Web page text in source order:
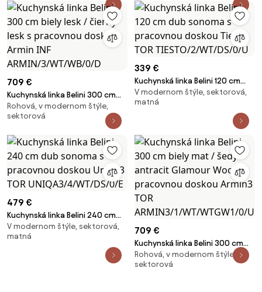
709 €
Kuchynská linka Belini 300 cm
biely lesk / čierny lesk s
pracovnou doskou Armin INF
Rohová, v modernom štýle,
sektorová
339 €
Kuchynská linka Belini 120 cm
dub sonoma s pracovnou
doskou Tiesto TOR
V modernom štýle, sektorová,
matná
479 €
Kuchynská linka Belini 240 cm
dub sonoma s pracovnou
doskou Uniqa3 TOR
V modernom štýle, sektorová,
matná
709 €
Kuchynská linka Belini 300 cm
biely mat / šedý antracit
Glamour Wood s pracovnou
Rohová, v modernom štýle,
sektorová